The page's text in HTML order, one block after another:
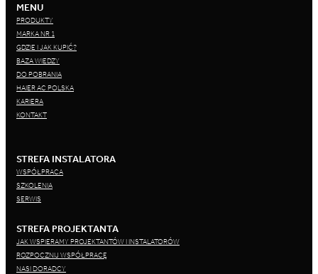
MENU
PRODUKTY
MARKA NR 1
GDZIE I JAK KUPIĆ?
BAZA WIEDZY
DO POBRANIA
HAIER AC POLSKA
KARIERA
KONTAKT
STREFA INSTALATORA
WSPÓŁPRACA
SZKOLENIA
SERWIS
STREFA PROJEKTANTA
JAK WSPIERAMY PROJEKTANTÓW I INSTALATORÓW
ROZPOCZNIJ WSPÓŁPRACĘ
NASI DORADCY